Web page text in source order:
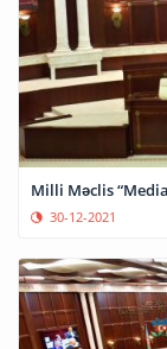
Milli Məclis
30-12-2021